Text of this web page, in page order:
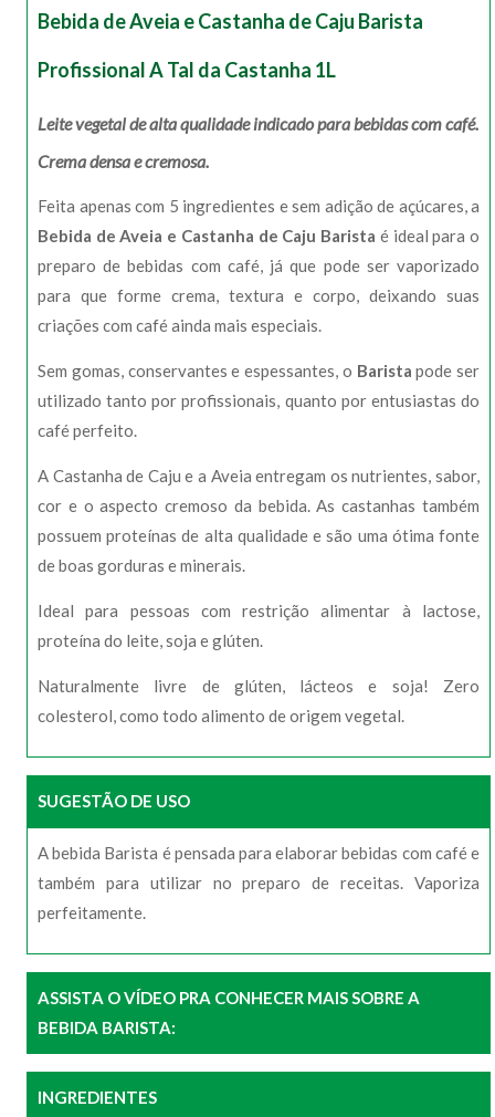
Bebida de Aveia e Castanha de Caju Barista
Profissional A Tal da Castanha 1L
Leite vegetal de alta qualidade indicado para bebidas com café.
Crema densa e cremosa.
Feita apenas com 5 ingredientes e sem adição de açúcares, a
Bebida de Aveia e Castanha de Caju Barista é ideal para o
preparo de bebidas com café, já que pode ser vaporizado
para que forme crema, textura e corpo, deixando suas
criações com café ainda mais especiais.
Sem gomas, conservantes e espessantes, o Barista pode ser
utilizado tanto por profissionais, quanto por entusiastas do
café perfeito.
A Castanha de Caju e a Aveia entregam os nutrientes, sabor,
cor e o aspecto cremoso da bebida. As castanhas também
possuem proteínas de alta qualidade e são uma ótima fonte
de boas gorduras e minerais.
Ideal para pessoas com restrição alimentar à lactose,
proteína do leite, soja e glúten.
Naturalmente livre de glúten, lácteos e soja! Zero
colesterol, como todo alimento de origem vegetal.
SUGESTÃO DE USO
A bebida Barista é pensada para elaborar bebidas com café e
também para utilizar no preparo de receitas. Vaporiza
perfeitamente.
ASSISTA O VÍDEO PRA CONHECER MAIS SOBRE A
BEBIDA BARISTA:
INGREDIENTES